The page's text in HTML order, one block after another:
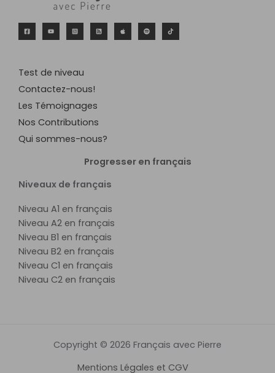
Test de niveau
Contactez-nous!
Les Témoignages
Nos Contributions
Qui sommes-nous?
Progresser en français
Niveaux de français
Niveau A1 en français
Niveau A2 en français
Niveau B1 en français
Niveau B2 en français
Niveau C1 en français
Niveau C2 en français
Copyright © 2026 Français avec Pierre
Mentions Légales et CGV